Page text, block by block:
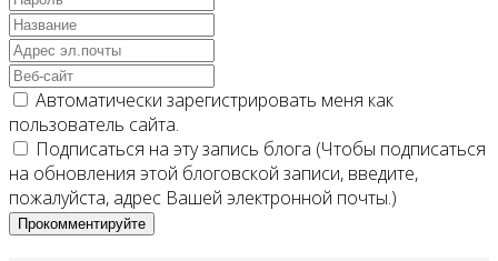
Автоматически зарегистрировать меня как
пользователь сайта.
Подписаться на эту запись блога (Чтобы подписаться
на обновления этой блоговской записи, введите,
пожалуйста, адрес Вашей электронной почты.)
Прокомментируйте